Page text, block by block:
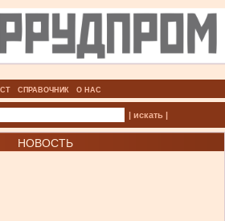
СПРАВОЧНИК О НАС
| искать |
НОВОСТЬ